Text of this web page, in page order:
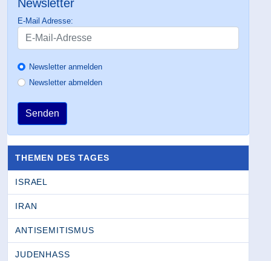
Newsletter
E-Mail Adresse:
Newsletter anmelden
Newsletter abmelden
Senden
THEMEN DES TAGES
ISRAEL
IRAN
ANTISEMITISMUS
JUDENHASS